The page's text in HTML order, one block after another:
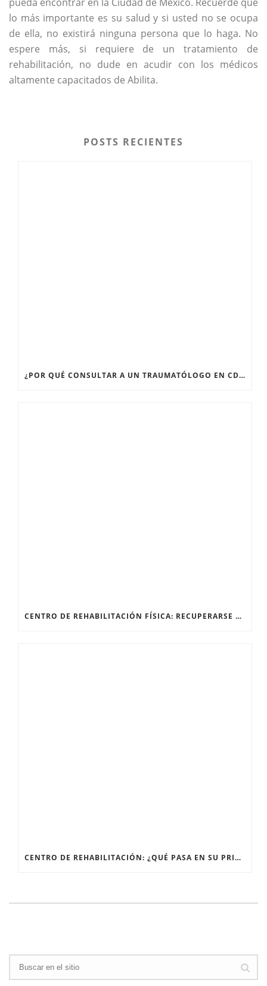
lo más importante es su salud y si usted no se ocupa
de ella, no existirá ninguna persona que lo haga. No
espere más, si requiere de un tratamiento de
rehabilitación, no dude en acudir con los médicos
altamente capacitados de Abilita.
POSTS RECIENTES
¿POR QUÉ CONSULTAR A UN TRAUMATÓLOGO EN CDMX CUANDO TENGO DOLOR ARTICULAR PERSISTENTE?
CENTRO DE REHABILITACIÓN FÍSICA: RECUPERARSE DESPUÉS DE UNA FRACTURA
CENTRO DE REHABILITACIÓN: ¿QUÉ PASA EN SU PRIMERA SESIÓN?